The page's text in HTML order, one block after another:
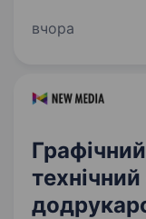
9. Повна
вчора
технічний